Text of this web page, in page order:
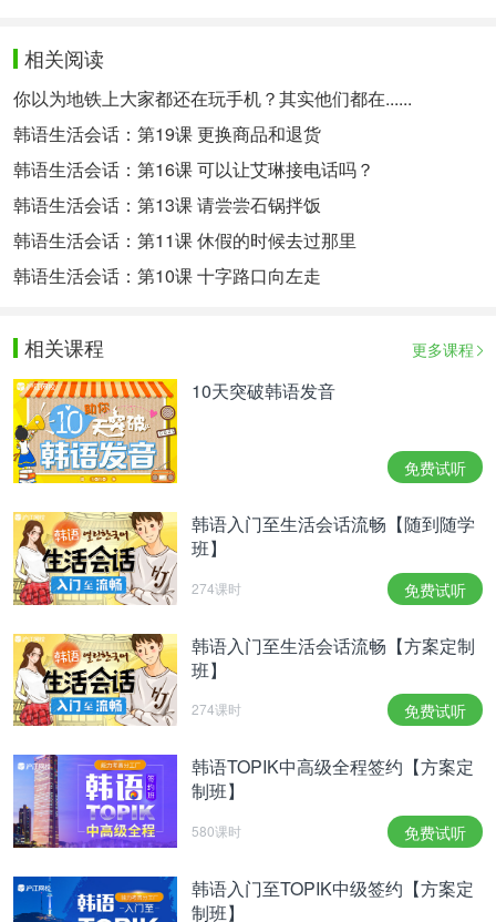
特别提醒：如果您对韩语语言学习感兴趣，想要深入
学习，可以了解沪江网校精品课程，量身定制高效实
用的个性化学习方案，专属督导全程伴学。扫一扫定
制专属课程
以上是为大家介绍的韩语财阀的读音以及相关的使用
例句，希望可以切实帮助到大家。更多韩语学习相关
信息，可以关注沪江网查询。
相关阅读
你以为地铁上大家都还在玩手机？其实他们都在......
韩语生活会话：第19课 更换商品和退货
韩语生活会话：第16课 可以让艾琳接电话吗？
韩语生活会话：第13课 请尝尝石锅拌饭
韩语生活会话：第11课 休假的时候去过那里
韩语生活会话：第10课 十字路口向左走
相关课程 更多课程
10天突破韩语发音
免费试听
韩语入门至生活会话流畅【随到随学
班】
274课时 免费试听
韩语入门至生活会话流畅【方案定制
班】
274课时 免费试听
韩语TOPIK中高级全程签约【方案定
制班】
580课时 免费试听
韩语入门至TOPIK中级签约【方案定
制班】